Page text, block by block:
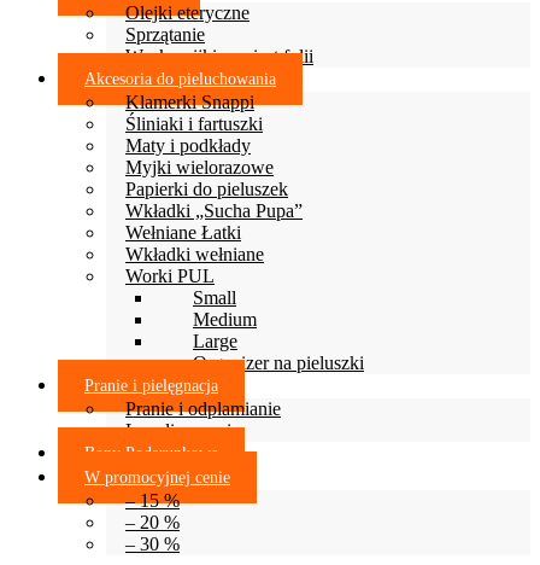
Olejki eteryczne
Sprzątanie
Woskowijki zamiast folii
Akcesoria do pieluchowania
Klamerki Snappi
Śliniaki i fartuszki
Maty i podkłady
Myjki wielorazowe
Papierki do pieluszek
Wkładki „Sucha Pupa”
Wełniane Łatki
Wkładki wełniane
Worki PUL
Small
Medium
Large
Organizer na pieluszki
Pranie i pielęgnacja
Pranie i odplamianie
Lanolinowanie
Bony Podarunkowe
W promocyjnej cenie
– 15 %
– 20 %
– 30 %